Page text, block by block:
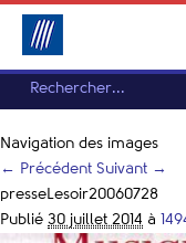
Navigation des images
← Précédent Suivant →
presseLesoir20060728
Publié 30 juillet 2014 à